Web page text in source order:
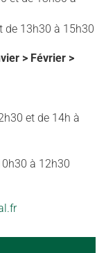
de 13h30 à 15h30
> Février >
et de 14h à
à 12h30